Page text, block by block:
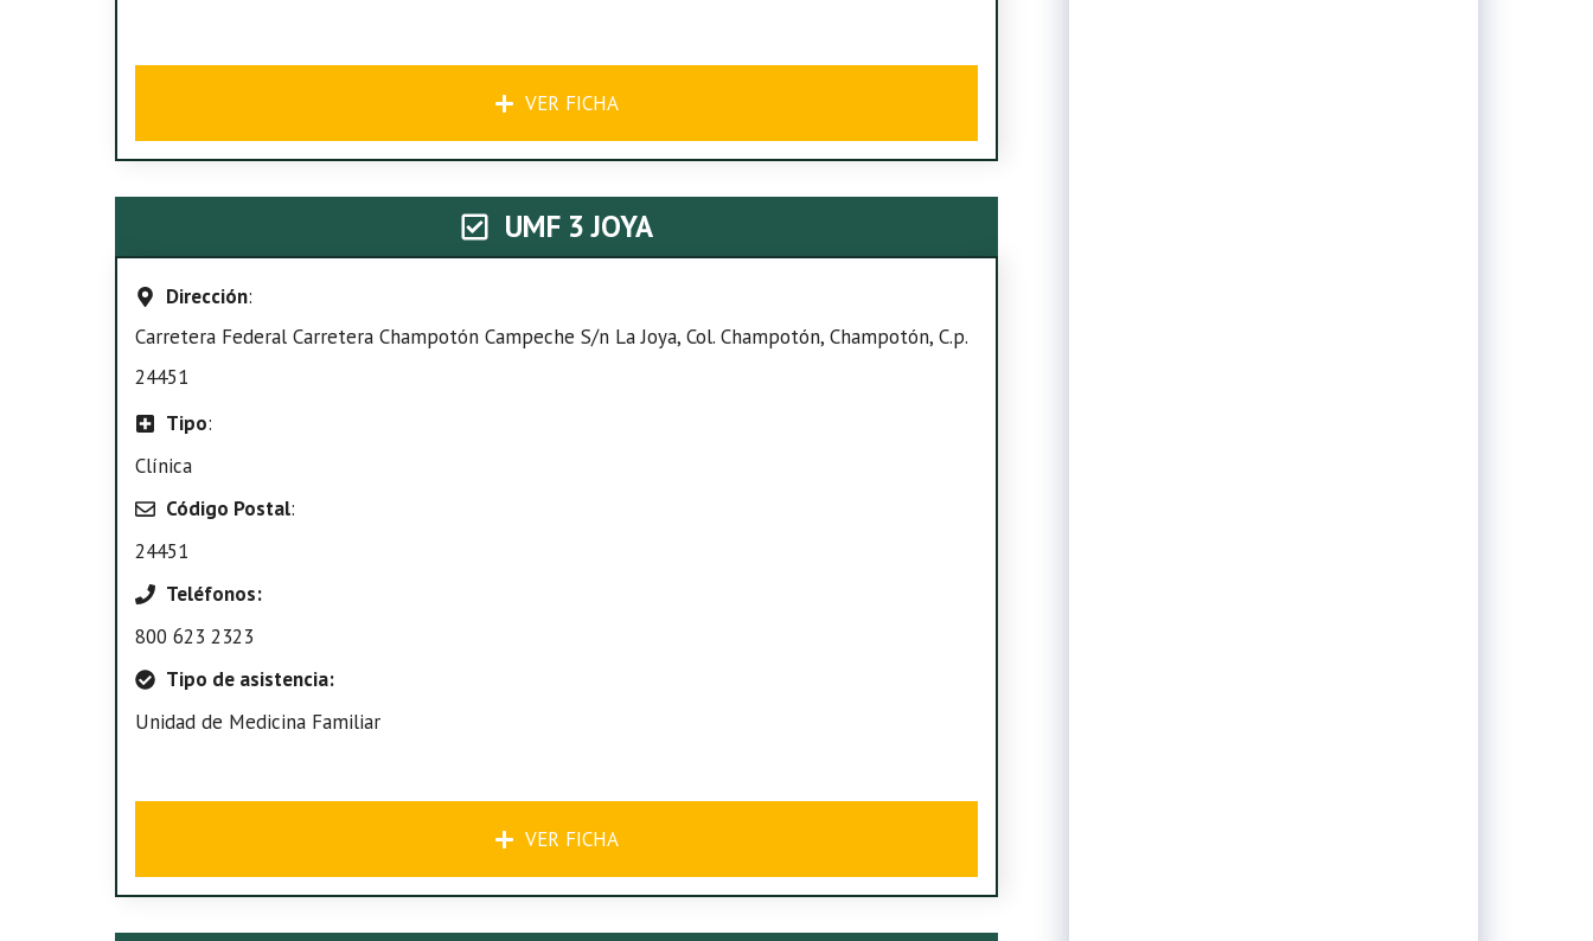
VER FICHA
UMF 3 JOYA
Dirección:
Carretera Federal Carretera Champotón Campeche S/n La Joya, Col. Champotón, Champotón, C.p.
24451
Tipo:
Clínica
Código Postal:
24451
Teléfonos:
800 623 2323
Tipo de asistencia:
Unidad de Medicina Familiar
VER FICHA